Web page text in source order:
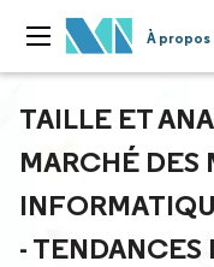
À
TAILLE ET
MARCHÉ DES
- TENDANCES